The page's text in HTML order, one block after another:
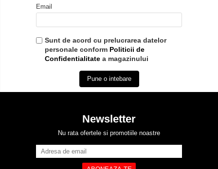
Email
Sunt de acord cu prelucrarea datelor
personale conform Politicii de
Confidentialitate a magazinului
Pune o intebare
Newsletter
Nu rata ofertele si promotiile noastre